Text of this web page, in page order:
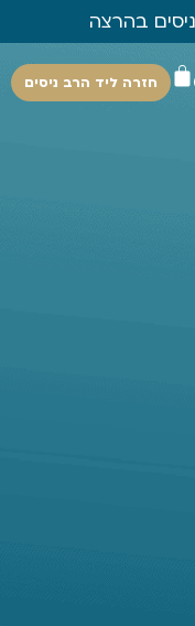
בהרצה
חזרה ליד הרב ניסים